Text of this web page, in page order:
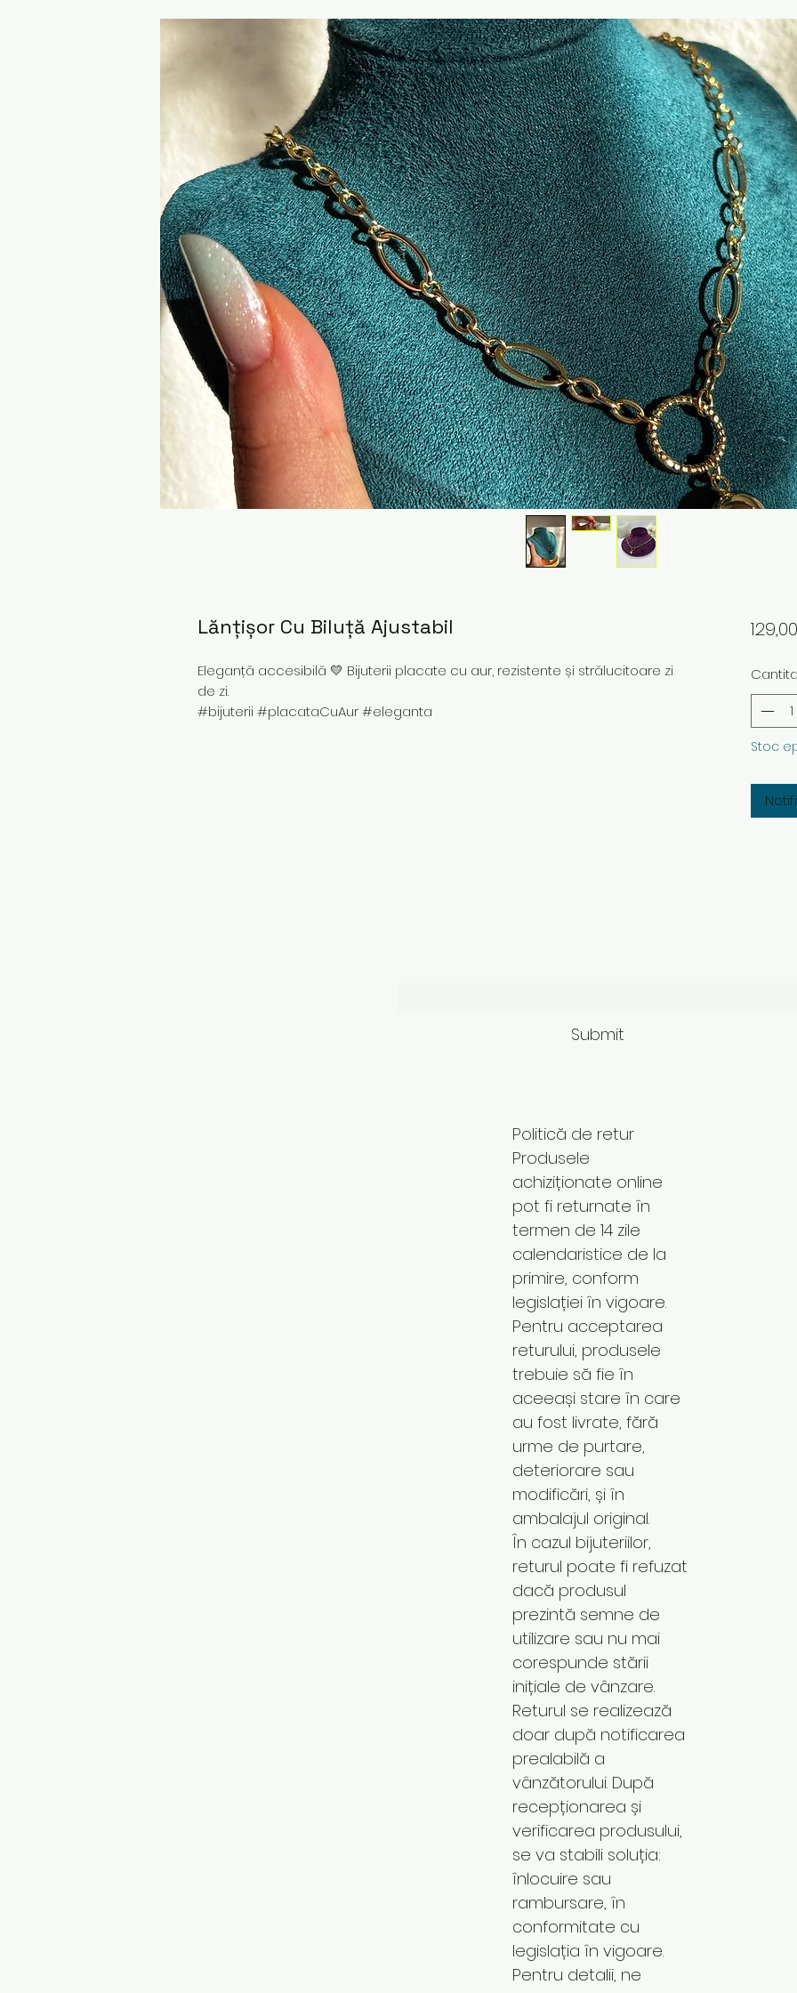
Lănțișor Cu Biluță Ajustabil
Eleganță accesibilă 💛 Bijuterii placate cu aur, rezistente și strălucitoare zi
de zi.
#bijuterii #placataCuAur #eleganta
Stoc
Submit
Politică de retur
Produsele
achiziționate online
pot fi returnate în
termen de 14 zile
calendaristice de la
primire, conform
legislației în vigoare.
Pentru acceptarea
returului, produsele
trebuie să fie în
aceeași stare în care
au fost livrate, fără
urme de purtare,
deteriorare sau
modificări, și în
ambalajul original.
În cazul bijuteriilor,
returul poate fi refuzat
dacă produsul
prezintă semne de
utilizare sau nu mai
corespunde stării
inițiale de vânzare.
Returul se realizează
doar după notificarea
prealabilă a
vânzătorului. După
recepționarea și
verificarea produsului,
se va stabili soluția:
înlocuire sau
rambursare, în
conformitate cu
legislația în vigoare.
Pentru detalii, ne